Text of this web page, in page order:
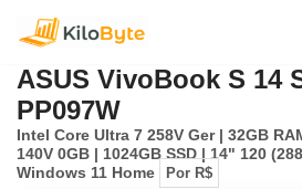
para
o
conteúdo
ASUS VivoBook S 14
PP097W
Intel Core Ultra 7 258V Ger | 32GB
140V 0GB | 1024GB SSD | 14" 120
Windows 11 Home
Por R$